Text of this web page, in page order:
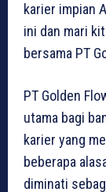
karier impian
ini dan mari
bersama PT
PT Golden
utama bagi
karier yang
beberapa
diminati